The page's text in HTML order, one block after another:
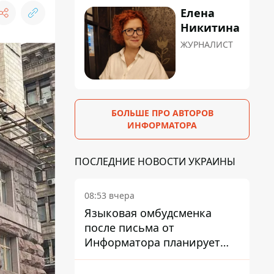
Елена
Никитина
ЖУРНАЛИСТ
БОЛЬШЕ ПРО АВТОРОВ
ИНФОРМАТОРА
ПОСЛЕДНИЕ НОВОСТИ УКРАИНЫ
08:53 вчера
Языковая омбудсменка
после письма от
Информатора планирует
наказать компанию-